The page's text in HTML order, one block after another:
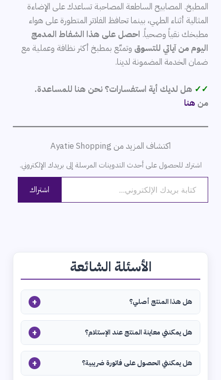
المطبخ. المصابيح الساطعة المصاحبة تساعدك على الإضاءة
المثالية أثناء الطهي، بينما تحافظ الفلاتر المتطورة على هواء
مطبخك نقياً وصحياً. احصل على هذا الشفاط المدمج
اليوم من آياتي للتسوق وتمتّع بمطبخ أكثر نظافة وعملية مع
ضمان الخدمة المضمونة لدينا.
✓✓ هل لديك أية استفسارات؟ نحن هنا للمساعدة.
من هنا
اكتشاف المزيد من Ayatie Shopping
اشترك للحصول على أحدث التدوينات المرسلة إلى بريدك الإلكتروني.
كتابة بريدك الإلكتروني...
اشتراك
الأسئلة الشائعة
هل هذا المنتج أصلي؟ +
هل يمكنني معاينة المنتج عند الإستلام؟ +
هل يمكنني الحصول على فاتورة ضريبية؟ +